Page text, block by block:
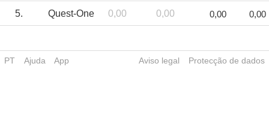
5. Quest-One 0,00 0,00 0,00 0,00
PT Ajuda App Aviso legal Protecção de dados